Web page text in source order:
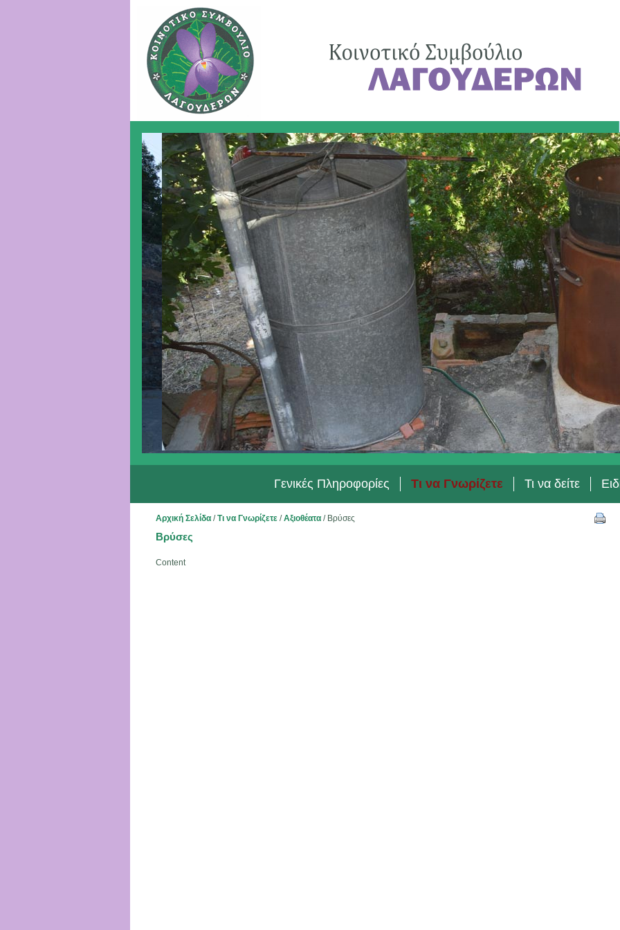
Γενικές Πληροφορίες Τι να Γνωρίζετε Τι να δείτε
Αρχική Σελίδα/Τι να Γνωρίζετε/Αξιοθέατα/ Βρύσες
Βρύσες
Content